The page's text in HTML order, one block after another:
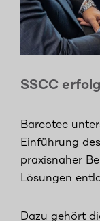
SSCC
Barcotec
Einführung
praxisnaher
Lösungen
Dazu gehört